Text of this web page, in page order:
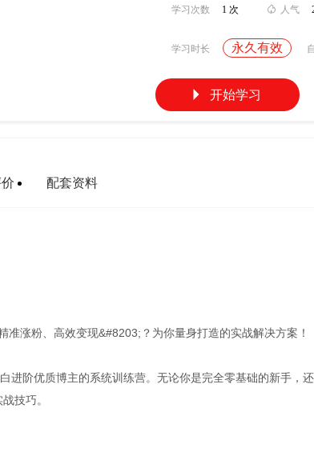
学习次数 1 次  人气
学习时长 永久有效
 开始学习
配套资料
涨粉、高效变现&#8203;？为你量身打造的实战解决方案！
进阶优质博主的系统训练营。无论你是完全零基础的新手，
技巧。